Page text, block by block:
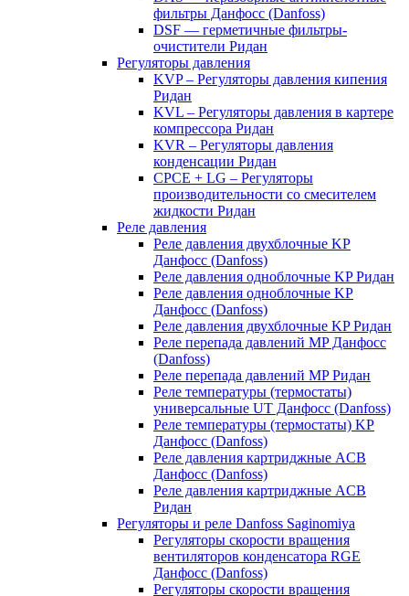
фильтры Данфосс (Danfoss)
DSF — герметичные фильтры-
очистители Ридан
Регуляторы давления
KVP – Регуляторы давления кипения
Ридан
KVL – Регуляторы давления в картере
компрессора Ридан
KVR – Регуляторы давления
конденсации Ридан
CPCE + LG – Регуляторы
производительности со смесителем
жидкости Ридан
Реле давления
Реле давления двухблочные KP
Данфосс (Danfoss)
Реле давления одноблочные KP Ридан
Реле давления одноблочные KP
Данфосс (Danfoss)
Реле давления двухблочные KP Ридан
Реле перепада давлений MP Данфосс
(Danfoss)
Реле перепада давлений MP Ридан
Реле температуры (термостаты)
универсальные UT Данфосс (Danfoss)
Реле температуры (термостаты) KP
Данфосс (Danfoss)
Реле давления картриджные ACB
Данфосс (Danfoss)
Реле давления картриджные ACB
Ридан
Регуляторы и реле Danfoss Saginomiya
Регуляторы скорости вращения
вентиляторов конденсатора RGE
Данфосс (Danfoss)
Регуляторы скорости вращения